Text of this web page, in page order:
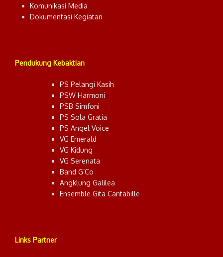
Komunikasi Media
Dokumentasi Kegiatan
Pendukung Kebaktian
PS Pelangi Kasih
PSW Harmoni
PSB Simfoni
PS Sola Gratia
PS Angel Voice
VG Emerald
VG Kidung
VG Serenata
Band G’Co
Angklung Galilea
Ensemble Gita Cantabille
Links Partner